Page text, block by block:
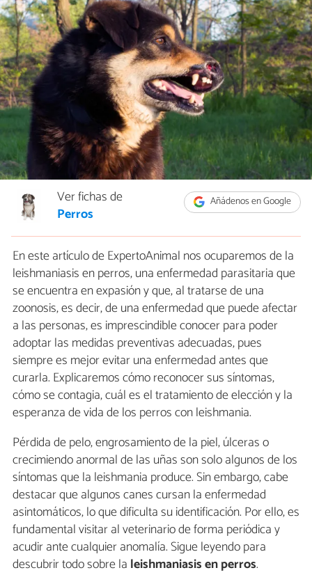
Añádenos en Google
Ver fichas de
Perros
En este artículo de ExpertoAnimal nos ocuparemos de la
leishmaniasis en perros, una enfermedad parasitaria que
se encuentra en expasión y que, al tratarse de una
zoonosis, es decir, de una enfermedad que puede afectar
a las personas, es imprescindible conocer para poder
adoptar las medidas preventivas adecuadas, pues
siempre es mejor evitar una enfermedad antes que
curarla. Explicaremos cómo reconocer sus síntomas,
cómo se contagia, cuál es el tratamiento de elección y la
esperanza de vida de los perros con leishmania.
Pérdida de pelo, engrosamiento de la piel, úlceras o
crecimiendo anormal de las uñas son solo algunos de los
síntomas que la leishmania produce. Sin embargo, cabe
destacar que algunos canes cursan la enfermedad
asintomáticos, lo que dificulta su identificación. Por ello, es
fundamental visitar al veterinario de forma periódica y
acudir ante cualquier anomalía. Sigue leyendo para
descubrir todo sobre la leishmaniasis en perros.